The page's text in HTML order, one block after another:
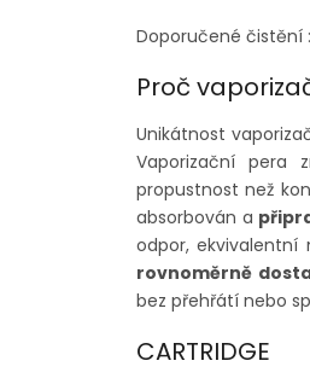
Doporučené čistění
Proč
Unikátnost
Vaporizační pera
propustnost než
absorbován a
odpor,
rovnoměrně
bez přehřátí nebo
CARTRIDGE